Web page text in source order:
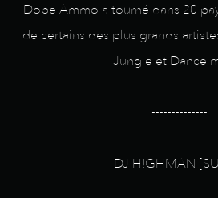
Dope Ammo a tourné dans 20
de certains des plus grands
Jungle et Dance
--------------
DJ H!GHMAN